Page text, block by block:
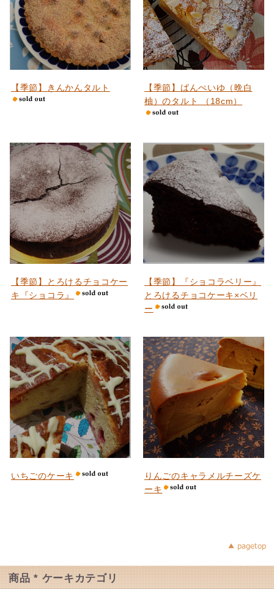
【季節】きんかんタルト
【季節】ばんぺいゆ（晩白
柚）のタルト （18cm）
【季節】とろけるチョコケー
キ『ショコラ』
【季節】『ショコラベリー』
とろけるチョコケーキ×ベリ
ー
いちごのケーキ
りんごのキャラメルチーズケ
ーキ
商品 * ケーキカテゴリ